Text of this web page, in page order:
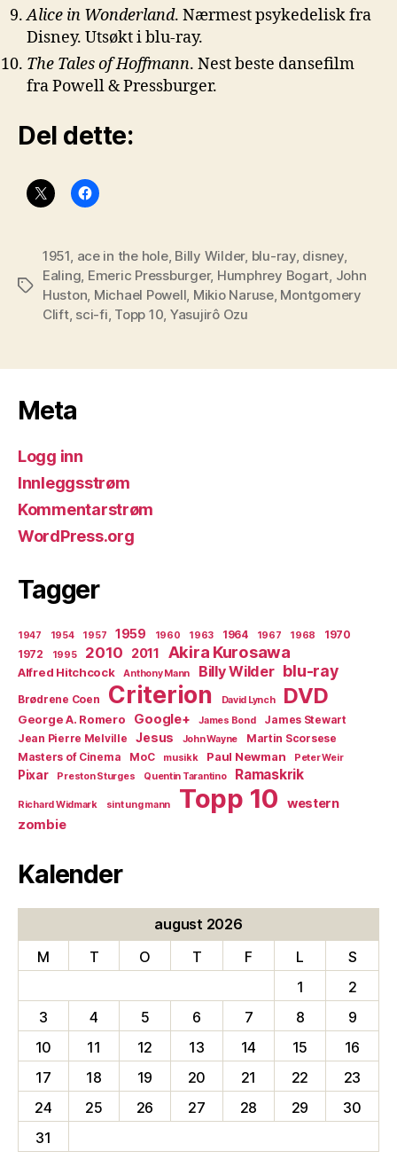
Alice in Wonderland. Nærmest psykedelisk fra
Disney. Utsøkt i blu-ray.
The Tales of Hoffmann. Nest beste dansefilm
fra Powell & Pressburger.
Del dette:
Stikkord
1951, ace in the hole, Billy Wilder, blu-ray, disney,
Ealing, Emeric Pressburger, Humphrey Bogart, John
Huston, Michael Powell, Mikio Naruse, Montgomery
Clift, sci-fi, Topp 10, Yasujirô Ozu
Meta
Logg inn
Innleggsstrøm
Kommentarstrøm
WordPress.org
Tagger
1947 1954 1957 1959 1960 1963 1964 1967 1968
1970
1972
1995 2010 2011 Akira Kurosawa
Alfred Hitchcock Anthony Mann Billy Wilder blu-ray
Brødrene Coen Criterion David Lynch DVD
George A. Romero Google+ James Bond
James Stewart
Jean Pierre Melville
Jesus John Wayne
Martin Scorsese
Masters of Cinema
MoC musikk Paul Newman Peter Weir
Pixar Preston Sturges Quentin Tarantino Ramaskrik
Richard Widmark sint ung mann Topp 10
western
zombie
Kalender
august 2026
M
T O T F L
S
1
2
3
4 5 6 7 8
9
10
11 12 13 14 15
16
17
18 19 20 21 22
23
24
25 26 27 28 29
30
31